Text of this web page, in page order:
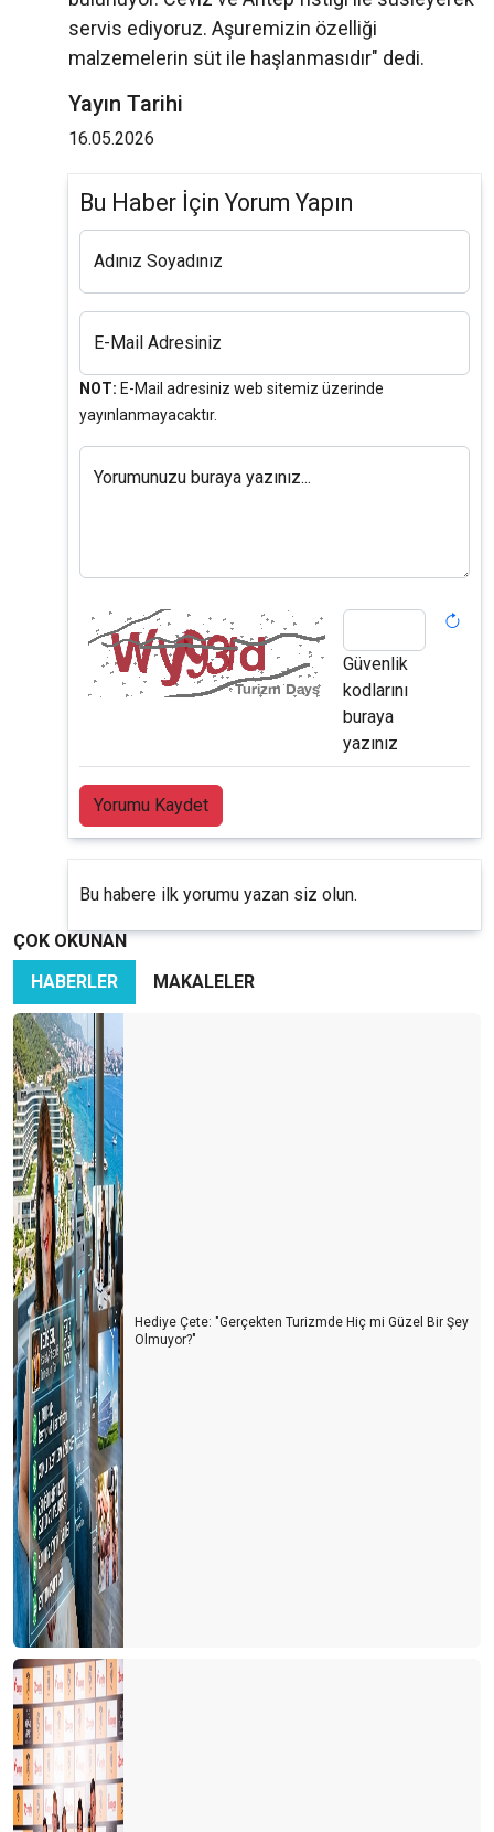
servis ediyoruz. Aşuremizin özelliği
malzemelerin süt ile haşlanmasıdır" dedi.
Yayın Tarihi
16.05.2026
Bu Haber İçin Yorum Yapın
Adınız Soyadınız
E-Mail Adresiniz
NOT: E-Mail adresiniz web sitemiz üzerinde
yayınlanmayacaktır.
Yorumunuzu buraya yazınız...
Güvenlik
kodlarını
buraya
yazınız
Yorumu Kaydet
Bu habere ilk yorumu yazan siz olun.
ÇOK OKUNAN
HABERLER
MAKALELER
Hediye Çete: "Gerçekten Turizmde Hiç mi Güzel Bir Şey
Olmuyor?"